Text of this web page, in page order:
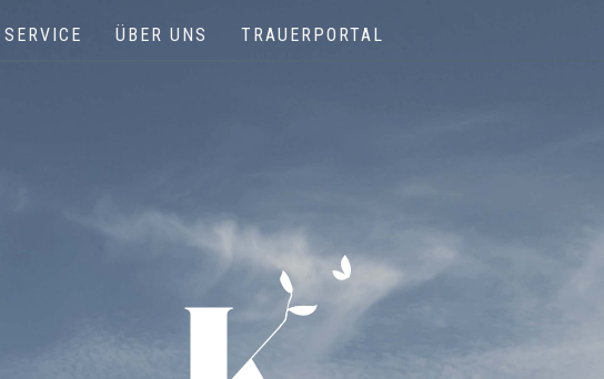
Keutgen | Bestattungen - Funérailles
SERVICE ÜBER UNS TRAUERPORTAL